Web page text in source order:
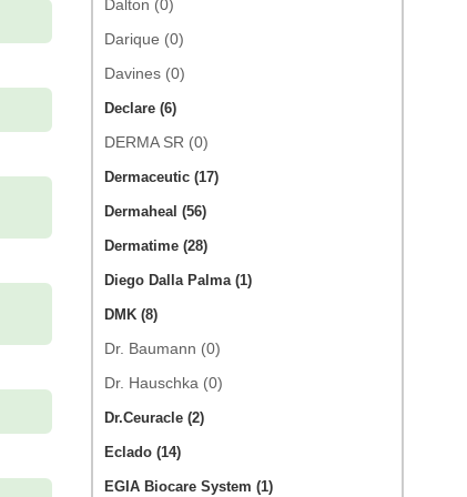
Dalton (0)
Darique (0)
Davines (0)
Declare (6)
DERMA SR (0)
Dermaceutic (17)
Dermaheal (56)
Dermatime (28)
Diego Dalla Palma (1)
DMK (8)
Dr. Baumann (0)
Dr. Hauschka (0)
Dr.Ceuracle (2)
Eclado (14)
EGIA Biocare System (1)